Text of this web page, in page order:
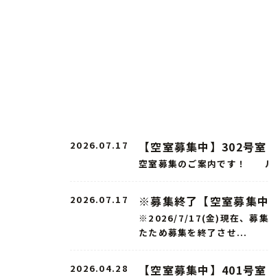
2026.07.17 【空室募集中】302号室
空室募集のご案内で
2026.07.17 ※募集終了【空室募集
※2026/7/17(金)現在、募集
たため募集を終了させ...
2026.04.28 【空室募集中】401号室